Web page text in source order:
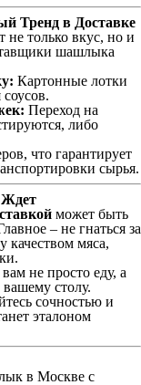
Тренд в Доставке
только вкус, но и
шашлыка
Картонные лотки
Переход на
либо
что гарантирует
сырья.
может быть
– не гнаться за
качеством мяса,
не просто еду, а
вашему столу.
сочностью и
эталоном
в Москве с